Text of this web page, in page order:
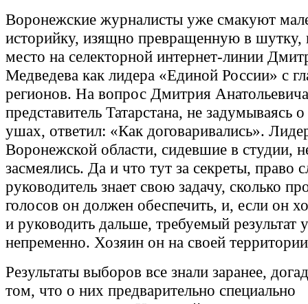
Воронежские журналисты уже смакуют
историйку, изящно превращенную в шутку,
место на селекторной интернет-линии
Медведева как лидера «Единой России» с
регионов. На вопрос Дмитрия Анатольевича
представитель Татарстана, не задумываясь
ушах, ответил: «Как договаривались».
Воронежской области, сидевшие в студии,
засмеялись. Да и что тут за секреты, право
руководитель знает свою задачу, сколько
голосов он должен обеспечить, и, если он
и руководить дальше, требуемый результат
непременно. Хозяин он на своей
Результаты выборов все знали заранее,
том, что о них предварительно специально